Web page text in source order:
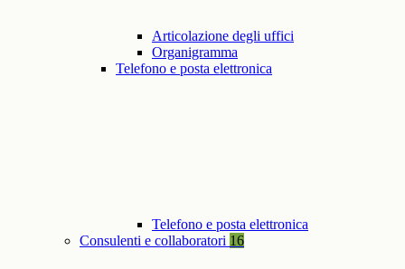
Articolazione degli uffici
Organigramma
Telefono e posta elettronica
Telefono e posta elettronica
Consulenti e collaboratori 16